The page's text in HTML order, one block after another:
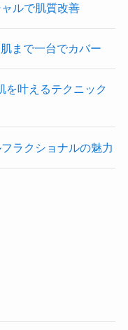
ルで肌質改善
まで一台でカバー
を叶えるテクニック
ラクショナルの魅力